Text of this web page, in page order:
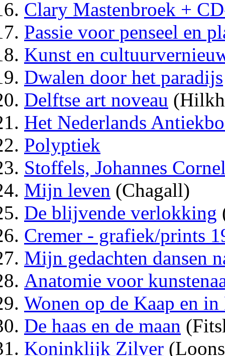
Clary Mastenbroek +
Passie voor penseel en
Kunst en
Dwalen door het paradijs
Delftse art noveau
Het Nederlands
Polyptiek
Stoffels, Johannes
Mijn leven (Chagall)
De blijvende verlokking
Cremer - grafiek/prints
Mijn gedachten dansen
Anatomie voor
Wonen op de Kaap en
De haas en de maan
Koninklijk Zilver